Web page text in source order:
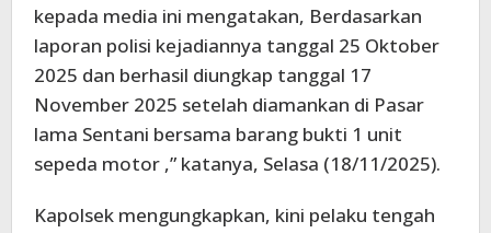
kepada media ini mengatakan, Berdasarkan
laporan polisi kejadiannya tanggal 25 Oktober
2025 dan berhasil diungkap tanggal 17
November 2025 setelah diamankan di Pasar
lama Sentani bersama barang bukti 1 unit
sepeda motor ,” katanya, Selasa (18/11/2025).
Kapolsek mengungkapkan, kini pelaku tengah